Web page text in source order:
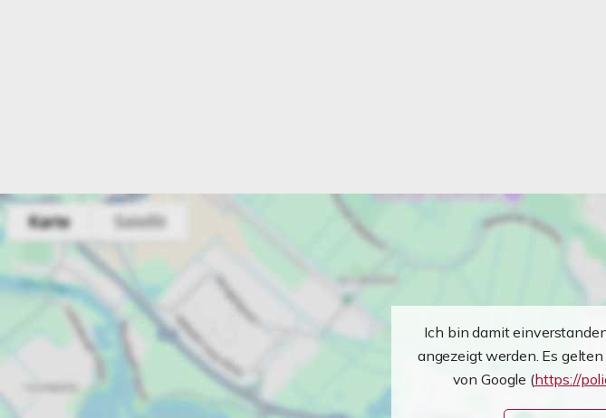
Ich bin damit
angezeigt werden. Es
von Google (https://